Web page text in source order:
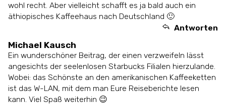
wohl recht. Aber vielleicht schafft es ja bald auch ein
äthiopisches Kaffeehaus nach Deutschland 🙂
Antworten
Michael Kausch
Ein wunderschöner Beitrag, der einen verzweifeln lässt
angesichts der seelenlosen Starbucks Filialen hierzulande.
Wobei: das Schönste an den amerikanischen Kaffeeketten
ist das W-LAN, mit dem man Eure Reiseberichte lesen
kann. Viel Spaß weiterhin 😉